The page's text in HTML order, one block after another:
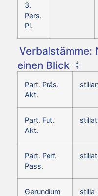
3.
Pers.
Pl.
Verbalstämme:
einen Blick
Part. Präs.
Akt.
Part. Fut.
Akt.
Part. Perf.
Pass.
Gerundium